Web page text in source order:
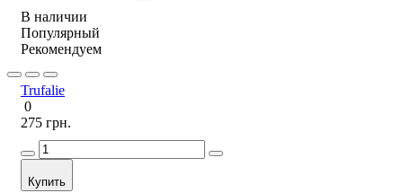
В наличии
Популярный
Рекомендуем
Trufalie
0
275 грн.
Купить